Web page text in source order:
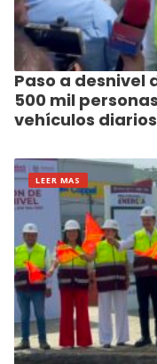
Paso a desnivel
500 mil
vehículos
LEER MAS